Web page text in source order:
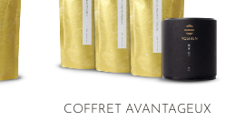
COFFRET AVANTAGEUX